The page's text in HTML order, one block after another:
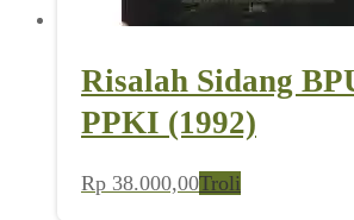
Risalah Sidang
PPKI (1992)
Rp 38.000,00Troli